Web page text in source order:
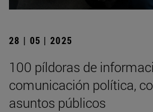
28 | 05 | 2025
100 píldoras de
comunicación política,
asuntos públicos